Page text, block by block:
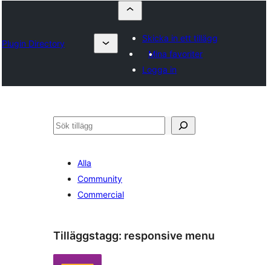
Plugin Directory
Skicka in ett tillägg
Mina favoriter
Logga in
Sök
Alla
Community
Commercial
Tilläggstagg: responsive menu